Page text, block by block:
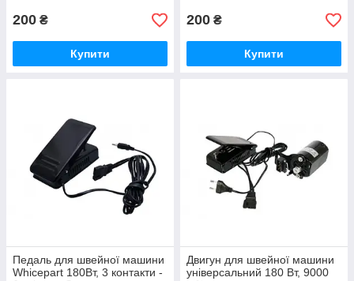
200 ₴
Купити
200 ₴
Купити
Педаль для швейної машини
Whicepart 180Вт, 3 контакти -
Двигун для швейної машини
універсальний 180 Вт, 9000